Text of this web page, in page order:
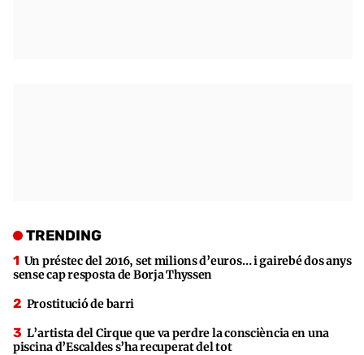
TRENDING
Un préstec del 2016, set milions d’euros… i gairebé dos anys
sense cap resposta de Borja Thyssen
Prostitució de barri
L’artista del Cirque que va perdre la consciència en una
piscina d’Escaldes s’ha recuperat del tot